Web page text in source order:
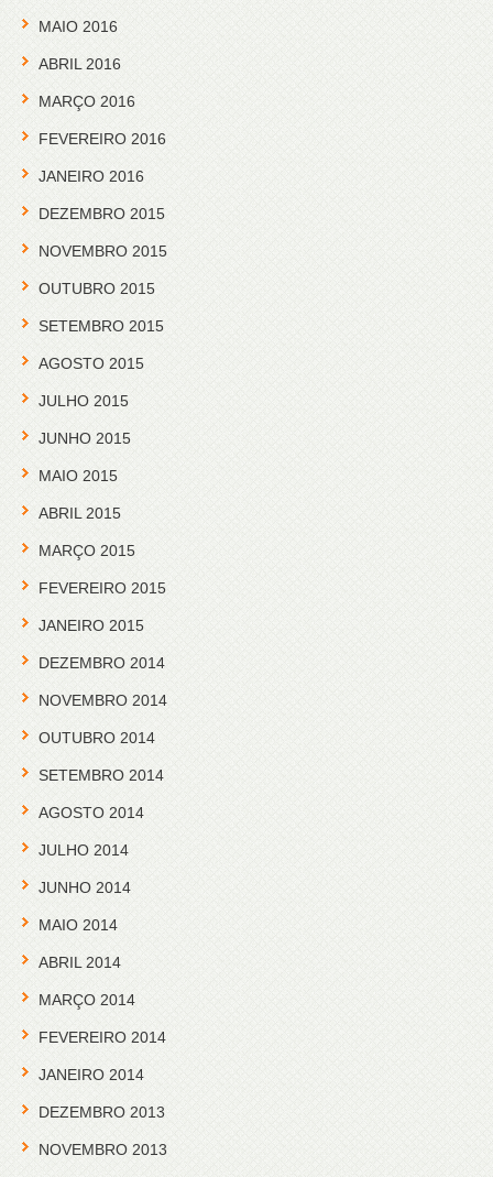
MAIO 2016
ABRIL 2016
MARÇO 2016
FEVEREIRO 2016
JANEIRO 2016
DEZEMBRO 2015
NOVEMBRO 2015
OUTUBRO 2015
SETEMBRO 2015
AGOSTO 2015
JULHO 2015
JUNHO 2015
MAIO 2015
ABRIL 2015
MARÇO 2015
FEVEREIRO 2015
JANEIRO 2015
DEZEMBRO 2014
NOVEMBRO 2014
OUTUBRO 2014
SETEMBRO 2014
AGOSTO 2014
JULHO 2014
JUNHO 2014
MAIO 2014
ABRIL 2014
MARÇO 2014
FEVEREIRO 2014
JANEIRO 2014
DEZEMBRO 2013
NOVEMBRO 2013